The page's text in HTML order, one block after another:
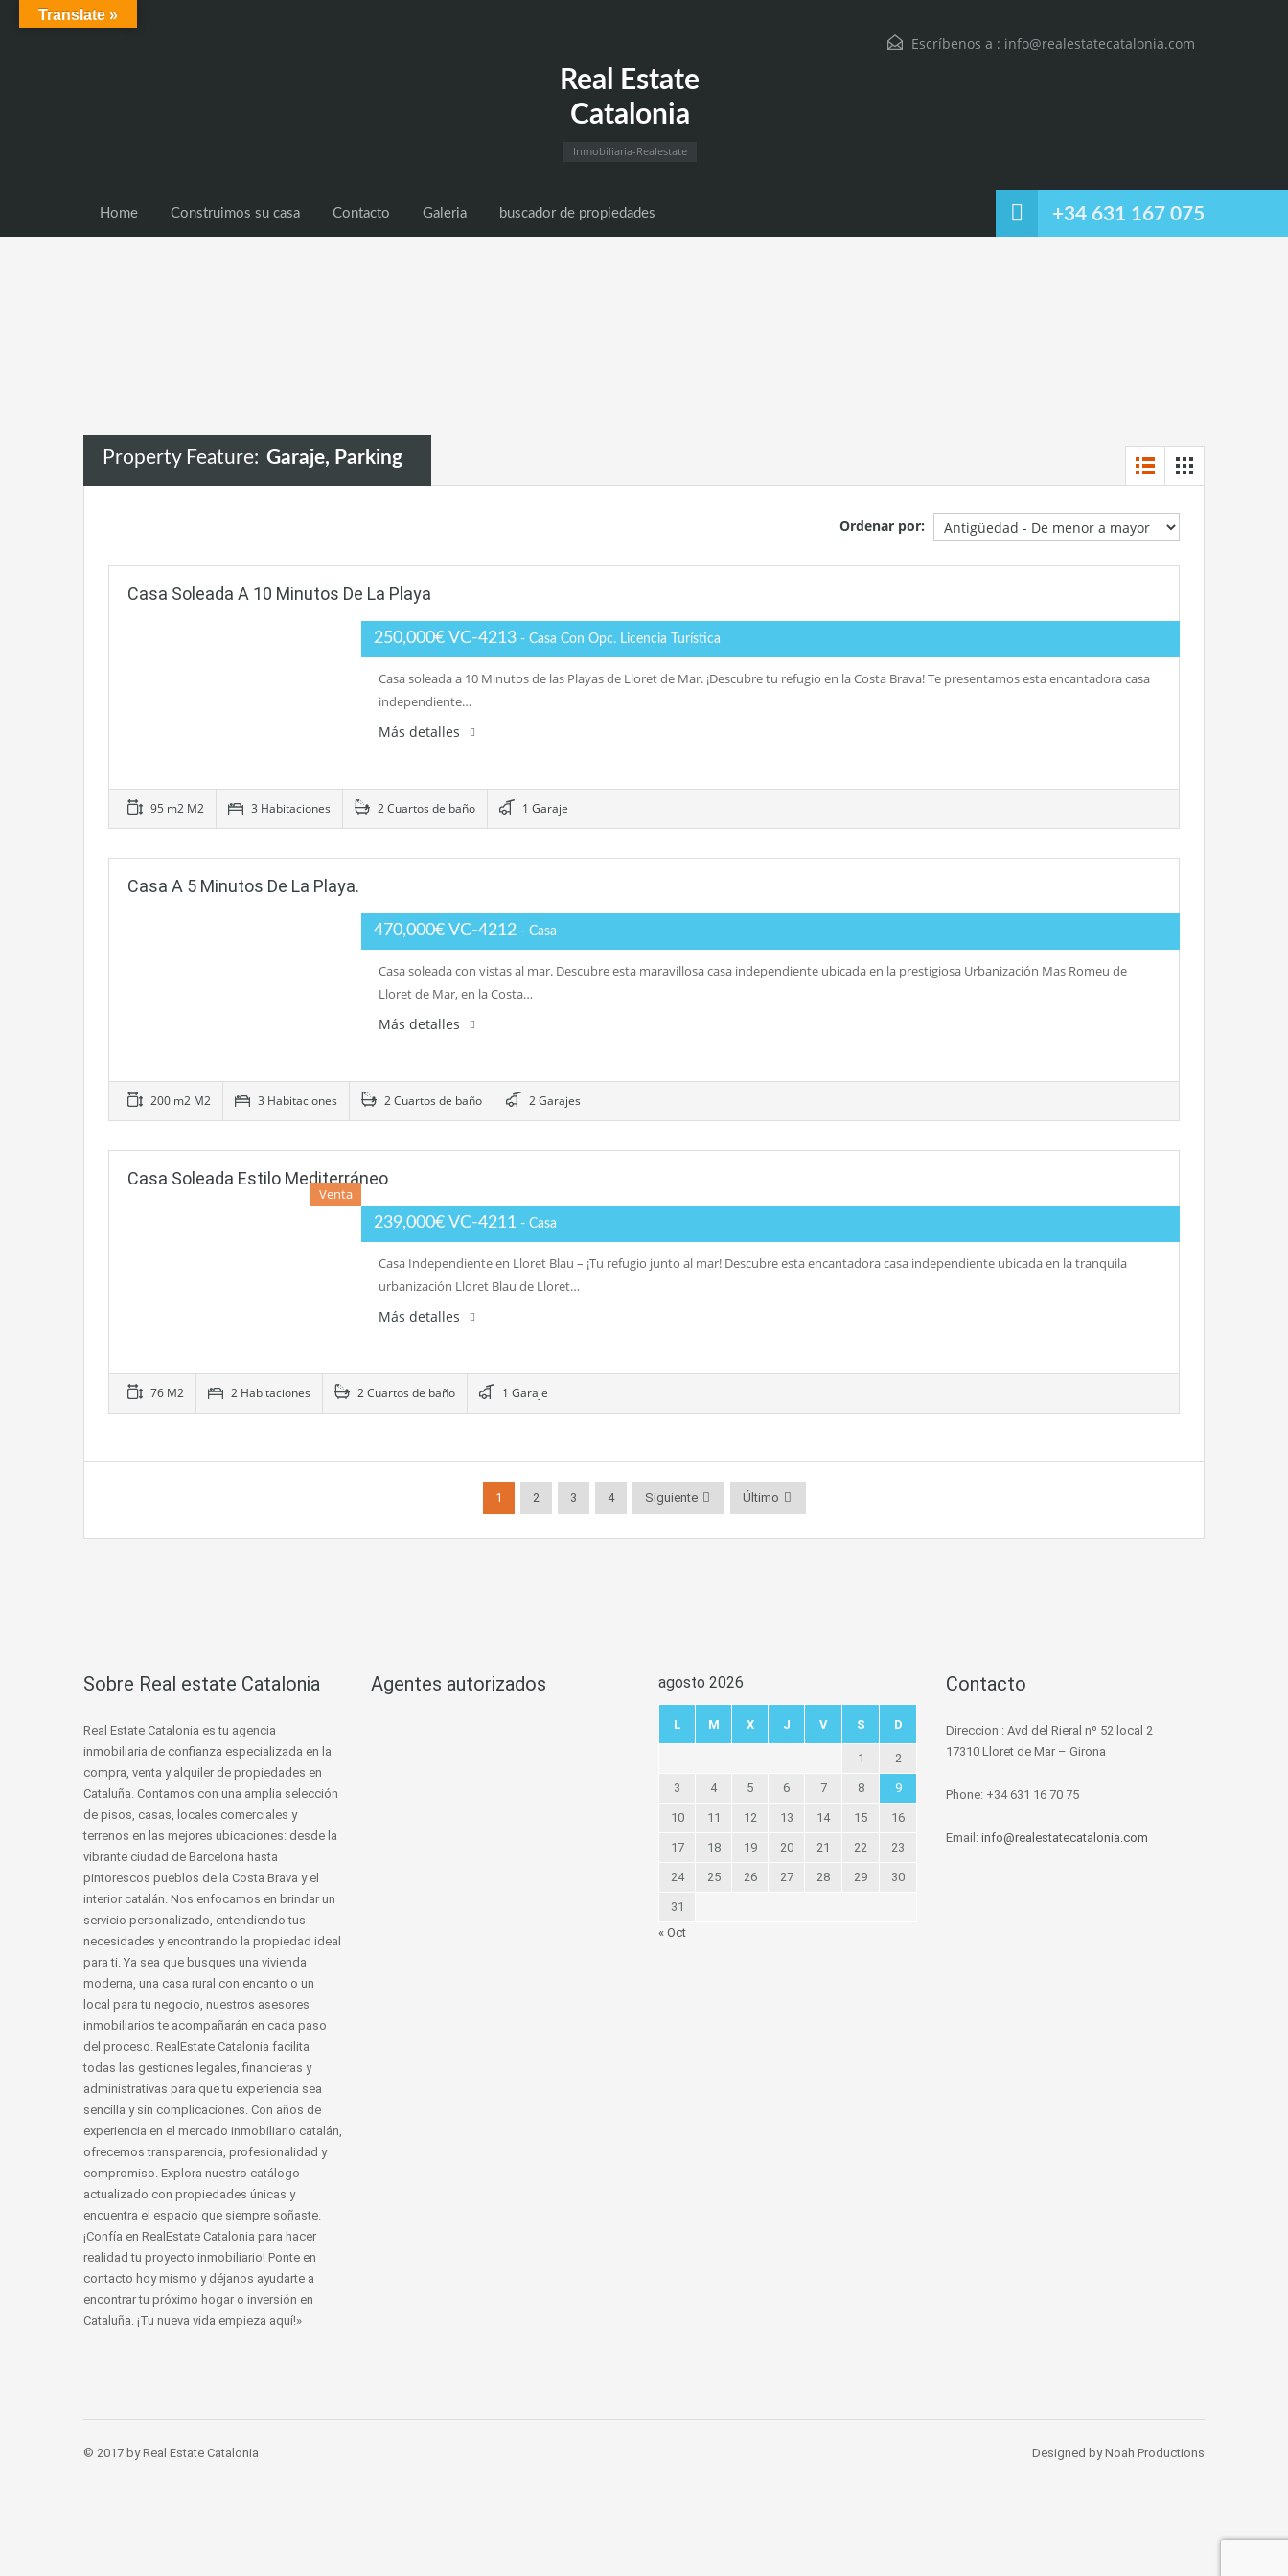
Escríbenos a : info@realestatecatalonia.com
Real Estate
Catalonia
Inmobiliaria-Realestate
Home Construimos su casa Contacto Galeria buscador de propiedades +34 631 167 075
Property Feature: Garaje, Parking
Ordenar por:
Casa Soleada A 10 Minutos De La Playa
250,000€ VC-4213 - Casa Con Opc. Licencia Turística
Casa soleada a 10 Minutos de las Playas de Lloret de Mar. ¡Descubre tu refugio en la Costa Brava! Te presentamos esta encantadora casa
independiente…
Más detalles
95 m2 M2 3 Habitaciones 2 Cuartos de baño 1 Garaje
Casa A 5 Minutos De La Playa.
470,000€ VC-4212 - Casa
Casa soleada con vistas al mar. Descubre esta maravillosa casa independiente ubicada en la prestigiosa Urbanización Mas Romeu de
Lloret de Mar, en la Costa…
Más detalles
200 m2 M2 3 Habitaciones 2 Cuartos de baño 2 Garajes
Casa Soleada Estilo Mediterráneo
Venta
239,000€ VC-4211 - Casa
Casa Independiente en Lloret Blau – ¡Tu refugio junto al mar! Descubre esta encantadora casa independiente ubicada en la tranquila
urbanización Lloret Blau de Lloret…
Más detalles
76 M2 2 Habitaciones 2 Cuartos de baño 1 Garaje
1 2 3 4 Siguiente Último
Sobre Real estate Catalonia
Real Estate Catalonia es tu agencia
inmobiliaria de confianza especializada en la
compra, venta y alquiler de propiedades en
Cataluña. Contamos con una amplia selección
de pisos, casas, locales comerciales y
terrenos en las mejores ubicaciones: desde la
vibrante ciudad de Barcelona hasta
pintorescos pueblos de la Costa Brava y el
interior catalán. Nos enfocamos en brindar un
servicio personalizado, entendiendo tus
necesidades y encontrando la propiedad ideal
para ti. Ya sea que busques una vivienda
moderna, una casa rural con encanto o un
local para tu negocio, nuestros asesores
inmobiliarios te acompañarán en cada paso
del proceso. RealEstate Catalonia facilita
todas las gestiones legales, financieras y
administrativas para que tu experiencia sea
sencilla y sin complicaciones. Con años de
experiencia en el mercado inmobiliario catalán,
ofrecemos transparencia, profesionalidad y
compromiso. Explora nuestro catálogo
actualizado con propiedades únicas y
encuentra el espacio que siempre soñaste.
¡Confía en RealEstate Catalonia para hacer
realidad tu proyecto inmobiliario! Ponte en
contacto hoy mismo y déjanos ayudarte a
encontrar tu próximo hogar o inversión en
Cataluña. ¡Tu nueva vida empieza aquí!»
Agentes autorizados agosto 2026
L M X J V S D
1 2
3 4 5 6 7 8 9
10 11 12 13 14 15 16
17 18 19 20 21 22 23
24 25 26 27 28 29 30
31
« Oct
Contacto
Direccion : Avd del Rieral nº 52 local 2
17310 Lloret de Mar – Girona
Phone: +34 631 16 70 75
Email: info@realestatecatalonia.com
© 2017 by Real Estate Catalonia Designed by Noah Productions
Translate »